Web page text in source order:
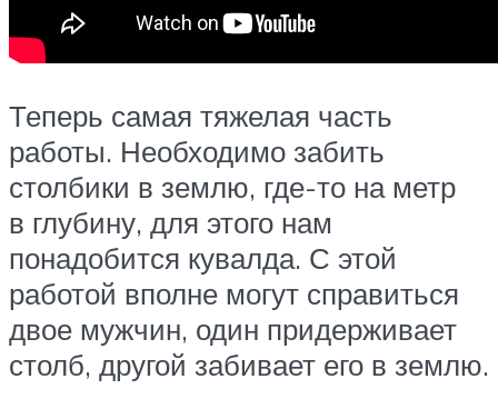
Теперь самая тяжелая часть
работы. Необходимо забить
столбики в землю, где-то на метр
в глубину, для этого нам
понадобится кувалда. С этой
работой вполне могут справиться
двое мужчин, один придерживает
столб, другой забивает его в землю.